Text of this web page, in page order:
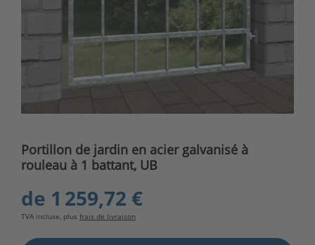
Portillon de jardin en acier galvanisé à
rouleau à 1 battant, UB
de 1 259,72 €
TVA incluse, plus frais de livraison